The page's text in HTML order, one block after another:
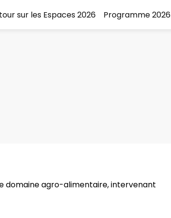
sur les Espaces 2026 Programme 2026
domaine agro-alimentaire, intervenant